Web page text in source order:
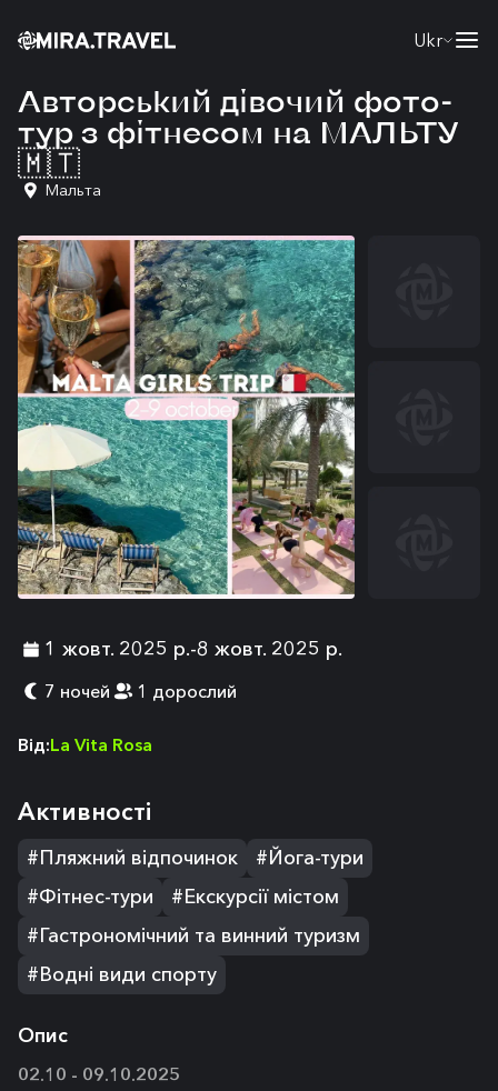
Ukr
Авторський дівочий фото-
тур з фітнесом на МАЛЬТУ
🇲🇹
Мальта
1 жовт. 2025 р.-8 жовт. 2025 р.
7 ночей 1 дорослий
Від:La Vita Rosa
Aктивності
#Пляжний відпочинок
#Йога-тури
#Фітнес-тури
#Екскурсії містом
#Гастрономічний та винний туризм
#Водні види спорту
Опис
02.10 - 09.10.2025